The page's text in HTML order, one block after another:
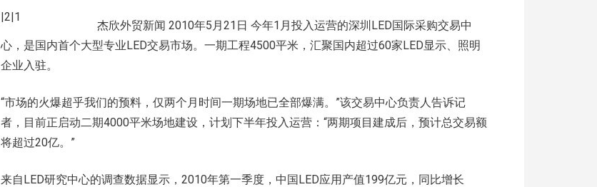
|2|1
杰欣外贸新闻 2010年5月21日 今年1月投入运营的深圳LED国际采购交易中
心，是国内首个大型专业LED交易市场。一期工程4500平米，汇聚国内超过60家LED显示、照明
企业入驻。
“市场的火爆超乎我们的预料，仅两个月时间一期场地已全部爆满。”该交易中心负责人告诉记
者，目前正启动二期4000平米场地建设，计划下半年投入运营：“两期项目建成后，预计总交易额
将超过20亿。”
来自LED研究中心的调查数据显示，2010年第一季度，中国LED应用产值199亿元，同比增长